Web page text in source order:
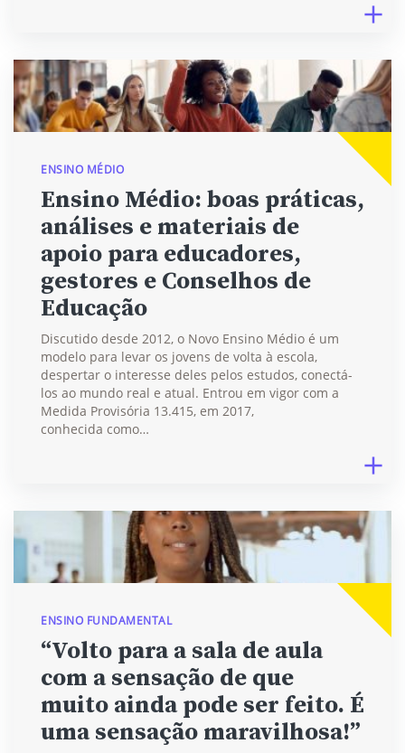
ENSINO MÉDIO
Ensino Médio: boas práticas,
análises e materiais de
apoio para educadores,
gestores e Conselhos de
Educação
Discutido desde 2012, o Novo Ensino Médio é um
modelo para levar os jovens de volta à escola,
despertar o interesse deles pelos estudos, conectá-
los ao mundo real e atual. Entrou em vigor com a
Medida Provisória 13.415, em 2017,
conhecida como…
ENSINO FUNDAMENTAL
“Volto para a sala de aula
com a sensação de que
muito ainda pode ser feito. É
uma sensação maravilhosa!”